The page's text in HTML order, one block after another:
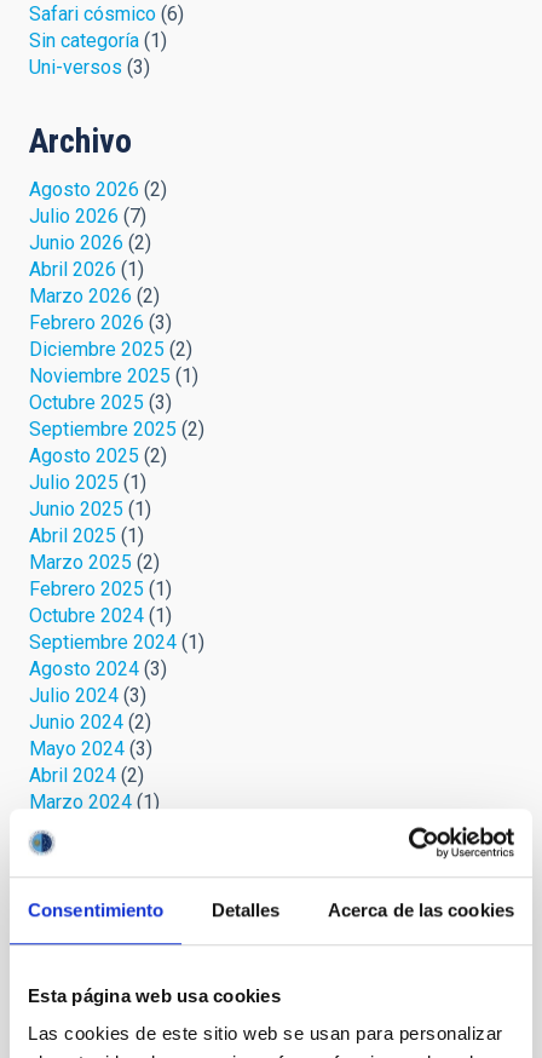
Consentimiento Detalles Acerca de las cookies
Esta página web usa cookies
Las cookies de este sitio web se usan para personalizar
Safari cósmico (6)
Sin categoría (1)
Uni-versos (3)
Archivo
Agosto 2026 (2)
Julio 2026 (7)
Junio 2026 (2)
Abril 2026 (1)
Marzo 2026 (2)
Febrero 2026 (3)
Diciembre 2025 (2)
Noviembre 2025 (1)
Octubre 2025 (3)
Septiembre 2025 (2)
Agosto 2025 (2)
Julio 2025 (1)
Junio 2025 (1)
Abril 2025 (1)
Marzo 2025 (2)
Febrero 2025 (1)
Octubre 2024 (1)
Septiembre 2024 (1)
Agosto 2024 (3)
Julio 2024 (3)
Junio 2024 (2)
Mayo 2024 (3)
Abril 2024 (2)
Marzo 2024 (1)
Febrero 2023
Octubre 2022
Septiembre 2022(1)
Agosto 2022(1)
Abril 2022(1)
Febrero 2022(2)